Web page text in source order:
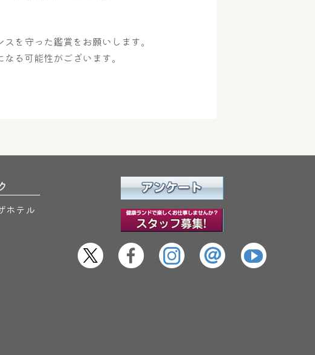
を守った鑑賞をお願いします。
る可能性がございます。
ホテル